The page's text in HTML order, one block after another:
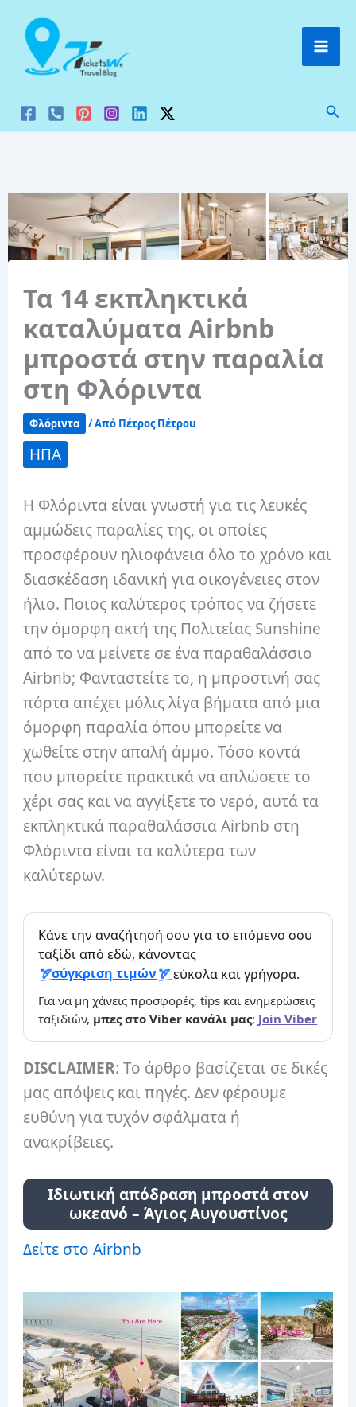
στο
περιεχόμενο
Τα 14 εκπληκτικά
καταλύματα Airbnb
μπροστά στην παραλία
στη Φλόριντα
Φλόριντα / Από Πέτρος Πέτρου
ΗΠΑ
Η Φλόριντα είναι γνωστή για τις λευκές
αμμώδεις παραλίες της, οι οποίες
προσφέρουν ηλιοφάνεια όλο το χρόνο και
διασκέδαση ιδανική για οικογένειες στον
ήλιο. Ποιος καλύτερος τρόπος να ζήσετε
την όμορφη ακτή της Πολιτείας Sunshine
από το να μείνετε σε ένα παραθαλάσσιο
Airbnb; Φανταστείτε το, η μπροστινή σας
πόρτα απέχει μόλις λίγα βήματα από μια
όμορφη παραλία όπου μπορείτε να
χωθείτε στην απαλή άμμο. Τόσο κοντά
που μπορείτε πρακτικά να απλώσετε το
χέρι σας και να αγγίξετε το νερό, αυτά τα
εκπληκτικά παραθαλάσσια Airbnb στη
Φλόριντα είναι τα καλύτερα των
καλύτερων.
Κάνε την αναζήτησή σου για το επόμενο σου
ταξίδι από εδώ, κάνοντας
σύγκριση τιμών
εύκολα και γρήγορα.
Για να μη χάνεις προσφορές, tips και ενημερώσεις
ταξιδιών, μπες στο Viber κανάλι μας: Join Viber
DISCLAIMER: Το άρθρο βασίζεται σε δικές
μας απόψεις και πηγές. Δεν φέρουμε
ευθύνη για τυχόν σφάλματα ή
ανακρίβειες.
Ιδιωτική απόδραση μπροστά στον
ωκεανό – Άγιος Αυγουστίνος
Δείτε στο Airbnb